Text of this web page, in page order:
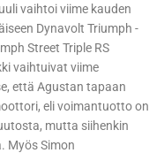
vaihtoi viime kauden
Dynavolt Triumph -
Street Triple RS
vaihtuivat viime
että Agustan tapaan
eli voimantuotto on
mutta siihenkin
Myös Simon